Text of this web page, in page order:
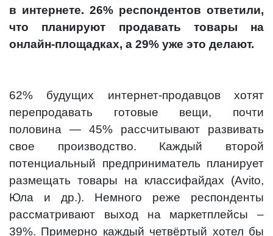
в интернете. 26% респондентов ответили,
что планируют продавать товары на
онлайн-площадках, а 29% уже это делают.
62% будущих интернет-продавцов хотят
перепродавать готовые вещи, почти
половина — 45% рассчитывают развивать
свое производство. Каждый второй
потенциальный предприниматель планирует
размещать товары на классифайдах (Avito,
Юла и др.). Немного реже респонденты
рассматривают выход на маркетплейсы –
39%. Примерно каждый четвёртый хотел бы